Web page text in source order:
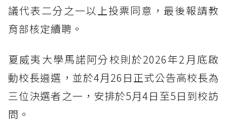
議代表二分之一以上投票同意，最後報請教
育部核定續聘。
夏威夷大學馬諾阿分校則於2026年2月底啟
動校長遴選，並於4月26日正式公告高校長為
三位決選者之一，安排於5月4日至5日到校訪
問。